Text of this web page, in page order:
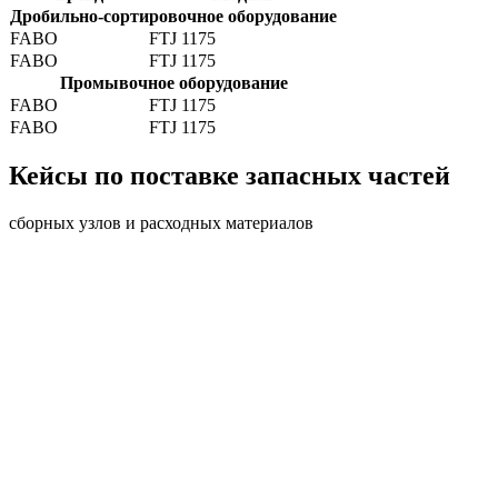
Дробильно-сортировочное оборудование
FABO
FTJ 1175
FABO
FTJ 1175
Промывочное оборудование
FABO
FTJ 1175
FABO
FTJ 1175
Кейсы по поставке запасных частей
сборных узлов и расходных материалов